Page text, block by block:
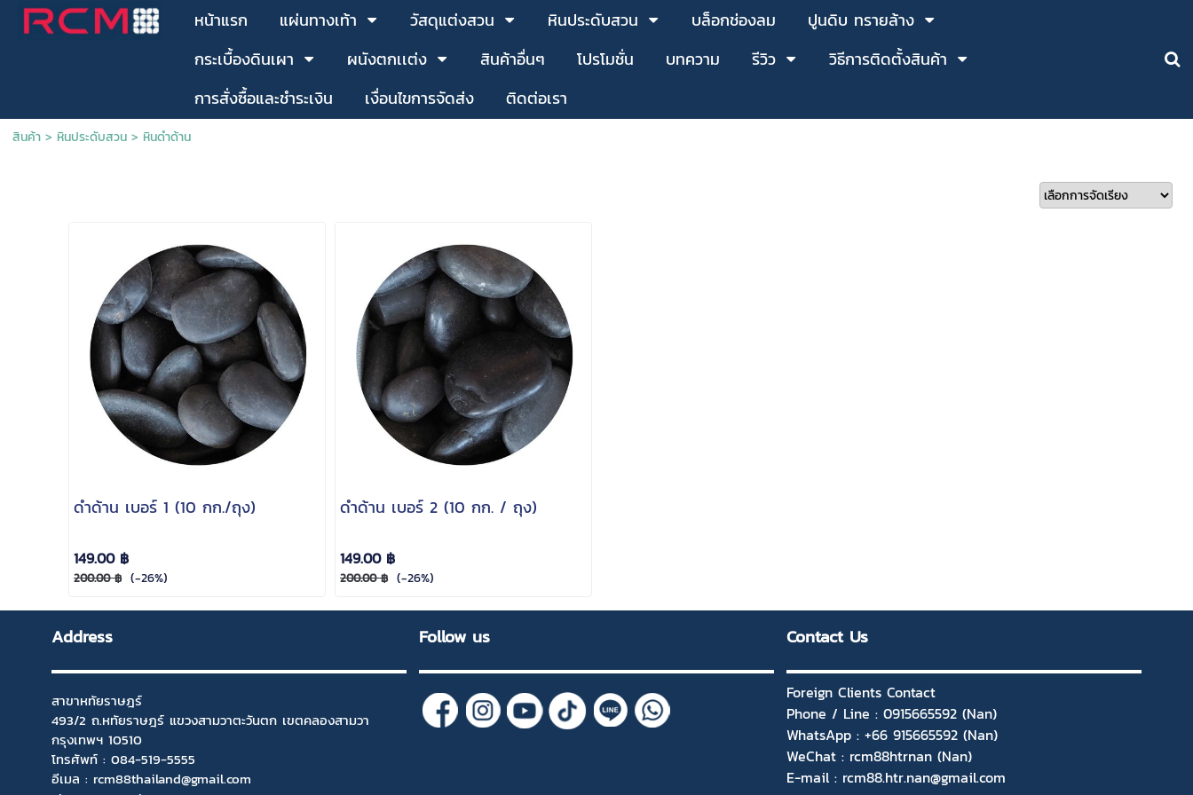
หน้าแรก แผ่นทางเท้า วัสดุแต่งสวน หินประดับสวน บล็อกช่องลม
ปูนดิบ ทรายล้าง
กระเบื้องดินเผา
ผนังตกเเต่ง สินค้าอื่นๆ โปรโมชั่น บทความ รีวิว
วิธีการติดตั้งสินค้า
การสั่งซื้อและชำระเงิน
เงื่อนไขการจัดส่ง ติดต่อเรา
สินค้า> หินประดับสวน> หินดำด้าน
ดำด้าน เบอร์ 1 (10 กก./ถุง)
149.00 ฿
200.00 ฿ (-26%)
ดำด้าน เบอร์ 2 (10 กก. / ถุง)
149.00 ฿
200.00 ฿ (-26%)
Address
สาขาหทัยราษฎร์
493/2 ถ.หทัยราษฎร์ แขวงสามวาตะวันตก เขตคลองสามวา
กรุงเทพฯ 10510
โทรศัพท์ : 084-519-5555
อีเมล : rcm88thailand@gmail.com
Follow us Contact Us
Foreign Clients Contact
Phone / Line : 0915665592 (Nan)
WhatsApp : +66 915665592 (Nan)
WeChat : rcm88htrnan (Nan)
E-mail : rcm88.htr.nan@gmail.com